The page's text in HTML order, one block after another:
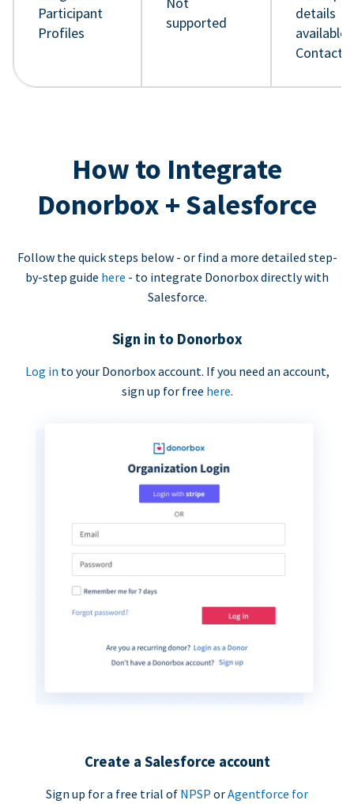
Participant
Profiles
supported
details
available
Contact
How to Integrate
Donorbox + Salesforce
Follow the quick steps below - or find a more detailed step-
by-step guide here - to integrate Donorbox directly with
Salesforce.
Sign in to Donorbox
Log in to your Donorbox account. If you need an account,
sign up for free here.
Create a Salesforce account
Sign up for a free trial of NPSP orAgentforce for